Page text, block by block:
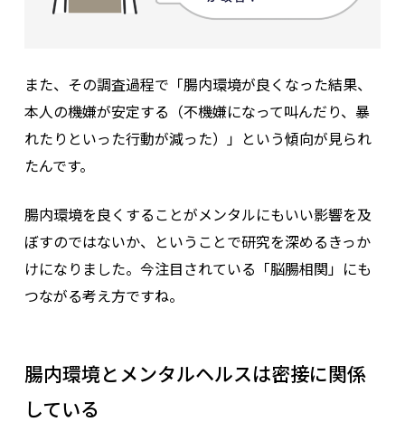
また、その調査過程で「腸内環境が良くなった結果、
本人の機嫌が安定する（不機嫌になって叫んだり、暴
れたりといった行動が減った）」という傾向が見られ
たんです。
腸内環境を良くすることがメンタルにもいい影響を及
ぼすのではないか、ということで研究を深めるきっか
けになりました。今注目されている「脳腸相関」にも
つながる考え方ですね。
腸内環境とメンタルヘルスは密接に関係
している